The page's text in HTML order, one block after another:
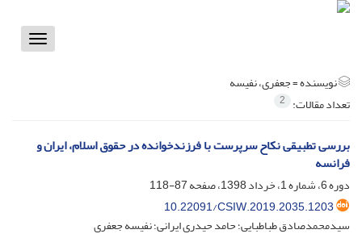
Toggle
نویسنده =جعفری، نفیسه
تعداد مقالات: 2
بررسی تطبیقی نکاح سرپرست با فرزندخوانده در حقوق اسلام، ایران و
فرانسه
دوره 6، شماره 1، خرداد 1398، صفحه
87-118
10.22091/CSIW.2019.2035.1203
سیدمحمدصادق طباطبایی؛ حامد حیدری ایرانی؛ نفیسه جعفری